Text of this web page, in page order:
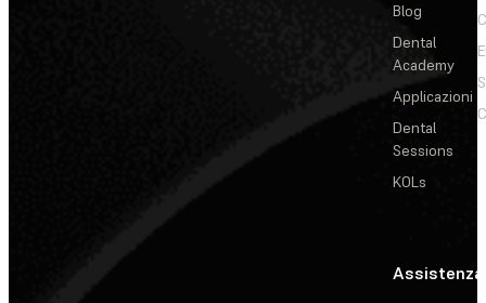
Blog
Dental
Academy
Applicazioni
Dental
Sessions
KOLs
Assistenza